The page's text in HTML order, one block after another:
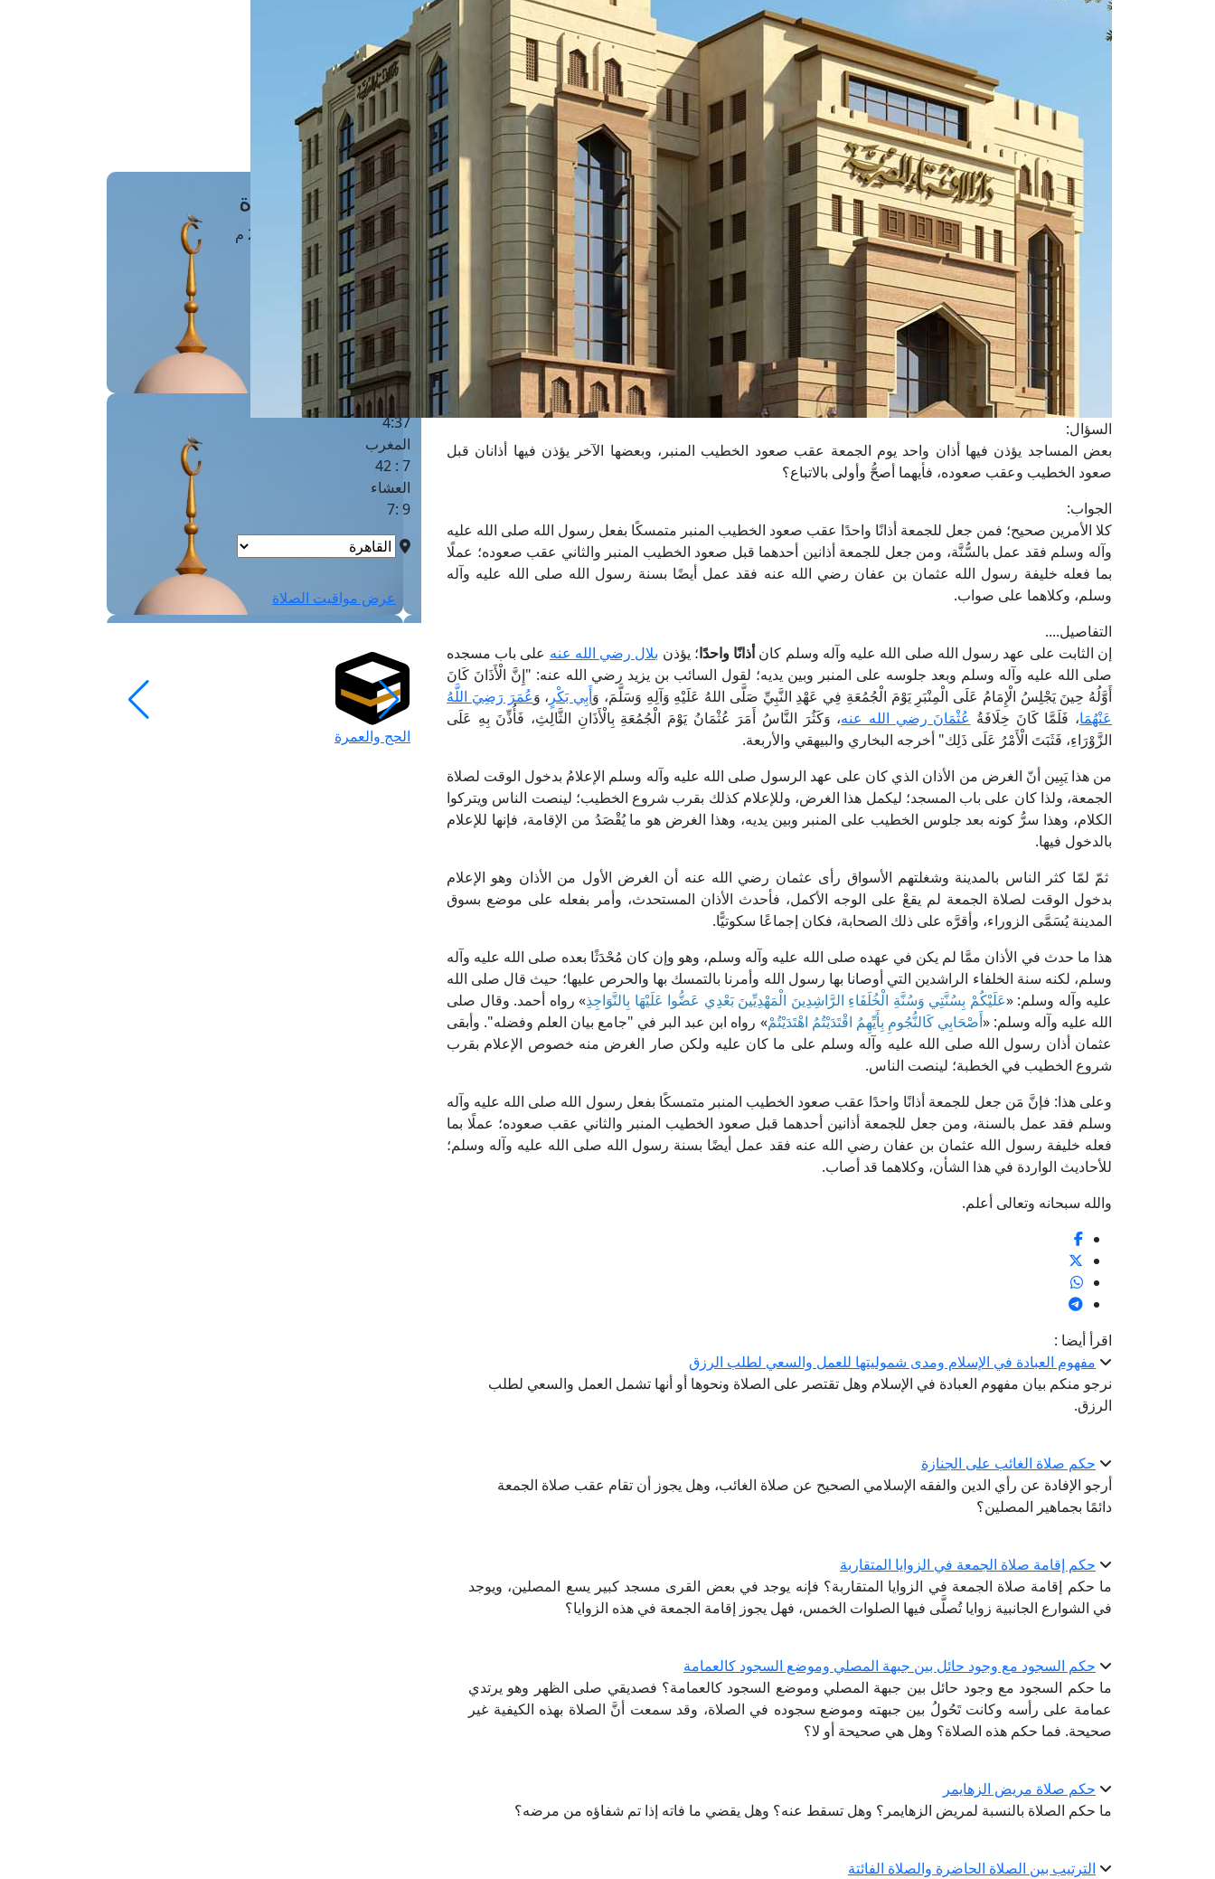
السؤال:
بعض المساجد يؤذن فيها أذان واحد يوم الجمعة عقب صعود الخطيب المنبر، وبعضها الآخر يؤذن فيها أذانان قبل
صعود الخطيب وعقب صعوده، فأيهما أصحُّ وأولى بالاتباع؟
الجواب:
كلا الأمرين صحيح؛ فمن جعل للجمعة أذانًا واحدًا عقب صعود الخطيب المنبر متمسكًا بفعل رسول الله صلى الله عليه
وآله وسلم فقد عمل بالسُّنَّة، ومن جعل للجمعة أذانين أحدهما قبل صعود الخطيب المنبر والثاني عقب صعوده؛ عملًا
بما فعله خليفة رسول الله عثمان بن عفان رضي الله عنه فقد عمل أيضًا بسنة رسول الله صلى الله عليه وآله
وسلم، وكلاهما على صواب.
التفاصيل....
إن الثابت على عهد رسول الله صلى الله عليه وآله وسلم كانأذانًا واحدًا؛ يؤذن بلال رضي الله عنه على باب مسجده
صلى الله عليه وآله وسلم وبعد جلوسه على المنبر وبين يديه؛ لقول السائب بن يزيد رضي الله عنه: "إِنَّ الْأَذَانَ كَانَ
أَوَّلُهُ حِينَ يَجْلِسُ الْإِمَامُ عَلَى الْمِنْبَرِ يَوْمَ الْجُمُعَةِ فِي عَهْدِ النَّبِيِّ صَلَّى اللهُ عَلَيْهِ وَآلِهِ وَسَلَّمَ، وَأَبِي بَكْرٍ ، وَعُمَرَ رَضِيَ اللَّهُ
عَنْهُمَا، فَلَمَّا كَانَ خِلَافَةُ عُثْمَانَ رضي الله عنه، وَكَثُرَ النَّاسُ أَمَرَ عُثْمَانُ يَوْمَ الْجُمُعَةِ بِالْأَذَانِ الثَّالِثِ، فَأُذِّنَ بِهِ عَلَى
الزَّوْرَاءِ، فَثَبَتَ الْأَمْرُ عَلَى ذَلِك" أخرجه البخاري والبيهقي والأربعة.
من هذا يَبِين أنّ الغرض من الأذان الذي كان على عهد الرسول صلى الله عليه وآله وسلم الإعلامُ بدخول الوقت لصلاة
الجمعة، ولذا كان على باب المسجد؛ ليكمل هذا الغرض، وللإعلام كذلك بقرب شروع الخطيب؛ لينصت الناس ويتركوا
الكلام، وهذا سرُّ كونه بعد جلوس الخطيب على المنبر وبين يديه، وهذا الغرض هو ما يُقْصَدُ من الإقامة، فإنها للإعلام
بالدخول فيها.
ثمّ لمّا كثر الناس بالمدينة وشغلتهم الأسواق رأى عثمان رضي الله عنه أن الغرض الأول من الأذان وهو الإعلام
بدخول الوقت لصلاة الجمعة لم يقعْ على الوجه الأكمل، فأحدث الأذان المستحدث، وأمر بفعله على موضع بسوق
المدينة يُسَمَّى الزوراء، وأقرَّه على ذلك الصحابة، فكان إجماعًا سكوتيًّا.
هذا ما حدث في الأذان ممَّا لم يكن في عهده صلى الله عليه وآله وسلم، وهو وإن كان مُحْدَثًا بعده صلى الله عليه وآله
وسلم، لكنه سنة الخلفاء الراشدين التي أوصانا بها رسول الله وأمرنا بالتمسك بها والحرص عليها؛ حيث قال صلى الله
عليه وآله وسلم: «عَلَيْكُمْ بِسُنَّتِي وَسُنَّةِ الْخُلَفَاءِ الرَّاشِدِينَ الْمَهْدِيِّينَ بَعْدِي عَضُّوا عَلَيْهَا بِالنَّوَاجِذِ» رواه أحمد. وقال صلى
الله عليه وآله وسلم: «أَصْحَابِي كَالنُّجُومِ بِأَيِّهِمُ اقْتَدَيْتُمُ اهْتَدَيْتُمْ» رواه ابن عبد البر في "جامع بيان العلم وفضله". وأبقى
عثمان أذان رسول الله صلى الله عليه وآله وسلم على ما كان عليه ولكن صار الغرض منه خصوص الإعلام بقرب
شروع الخطيب في الخطبة؛ لينصت الناس.
وعلى هذا: فإنَّ مَن جعل للجمعة أذانًا واحدًا عقب صعود الخطيب المنبر متمسكًا بفعل رسول الله صلى الله عليه وآله
وسلم فقد عمل بالسنة، ومن جعل للجمعة أذانين أحدهما قبل صعود الخطيب المنبر والثاني عقب صعوده؛ عملًا بما
فعله خليفة رسول الله عثمان بن عفان رضي الله عنه فقد عمل أيضًا بسنة رسول الله صلى الله عليه وآله وسلم؛
للأحاديث الواردة في هذا الشأن، وكلاهما قد أصاب.
والله سبحانه وتعالى أعلم.
اقرأ أيضا :
مفهوم العبادة في الإسلام ومدى شموليتها للعمل والسعي لطلب الرزق
نرجو منكم بيان مفهوم العبادة في الإسلام وهل تقتصر على الصلاة ونحوها أو أنها تشمل العمل والسعي لطلب
الرزق.
حكم صلاة الغائب على الجنازة
أرجو الإفادة عن رأي الدين والفقه الإسلامي الصحيح عن صلاة الغائب، وهل يجوز أن تقام عقب صلاة الجمعة
دائمًا بجماهير المصلين؟
حكم إقامة صلاة الجمعة في الزوايا المتقاربة
ما حكم إقامة صلاة الجمعة في الزوايا المتقاربة؟ فإنه يوجد في بعض القرى مسجد كبير يسع المصلين، ويوجد
في الشوارع الجانبية زوايا تُصلَّى فيها الصلوات الخمس، فهل يجوز إقامة الجمعة في هذه الزوايا؟
حكم السجود مع وجود حائل بين جبهة المصلي وموضع السجود كالعمامة
ما حكم السجود مع وجود حائل بين جبهة المصلي وموضع السجود كالعمامة؟ فصديقي صلى الظهر وهو يرتدي
عمامة على رأسه وكانت تَحُولُ بين جبهته وموضع سجوده في الصلاة، وقد سمعت أنَّ الصلاة بهذه الكيفية غير
صحيحة. فما حكم هذه الصلاة؟ وهل هي صحيحة أو لا؟
حكم صلاة مريض الزهايمر
ما حكم الصلاة بالنسبة لمريض الزهايمر؟ وهل تسقط عنه؟ وهل يقضي ما فاته إذا تم شفاؤه من مرضه؟
الترتيب بين الصلاة الحاضرة والصلاة الفائتة
حجز موعد
الفتوى الهاتفية
مَواقِيتُ الصَّـــلاة
القاهرة · 09 أغسطس 2026 م
الفجر
الشروق
6 :18
الظهر
1 : 0
العصر
4:37
المغرب
7 : 42
العشاء
9 :7
عرض مواقيت الصلاة
الحج والعمرة